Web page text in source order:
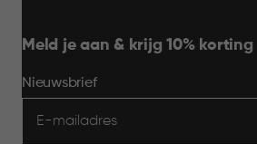
Meld je aan & krijg 10% korting
Nieuwsbrief